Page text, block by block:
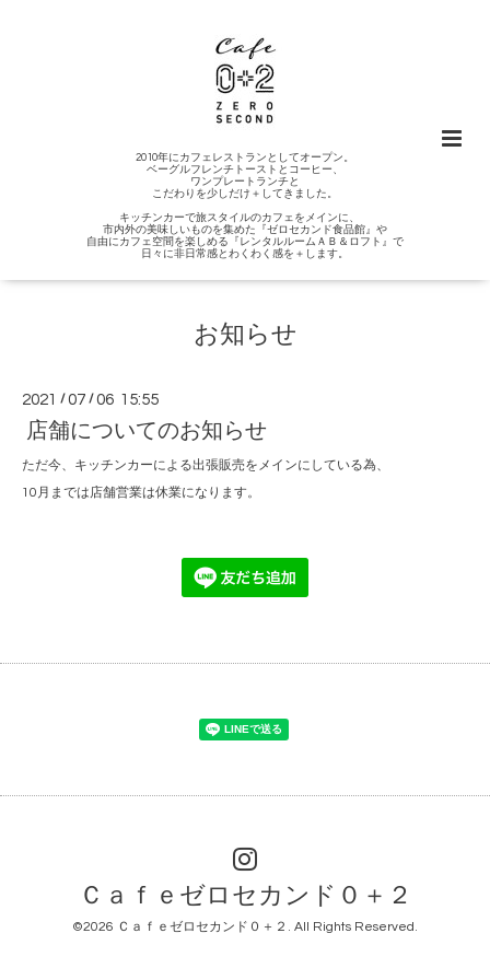
2010年にカフェレストランとしてオープン。
ベーグルフレンチトーストとコーヒー、
ワンプレートランチと
こだわりを少しだけ＋してきました。
キッチンカーで旅スタイルのカフェをメインに、
市内外の美味しいものを集めた『ゼロセカンド食品館』や
自由にカフェ空間を楽しめる『レンタルルームＡＢ＆ロフト』で
日々に非日常感とわくわく感を＋します。
お知らせ
2021 /07 /06 15:55
店舗についてのお知らせ
ただ今、キッチンカーによる出張販売をメインにしている為、
10月までは店舗営業は休業になります。
Ｃａｆｅゼロセカンド０＋２
©2026 Ｃａｆｅゼロセカンド０＋２ . All Rights Reserved.